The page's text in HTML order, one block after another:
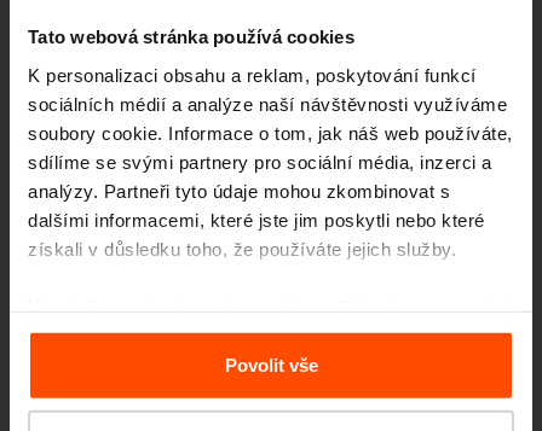
Tato webová stránka používá cookies
K personalizaci obsahu a reklam, poskytování funkcí
sociálních médií a analýze naší návštěvnosti využíváme
soubory cookie. Informace o tom, jak náš web používáte,
sdílíme se svými partnery pro sociální média, inzerci a
analýzy. Partneři tyto údaje mohou zkombinovat s
dalšími informacemi, které jste jim poskytli nebo které
získali v důsledku toho, že používáte jejich služby.
osobních údajů.
Povolit vše
Seattle – Popup park